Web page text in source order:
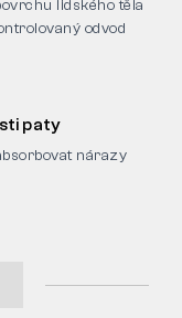
lidského těla
odvod
paty
nárazy